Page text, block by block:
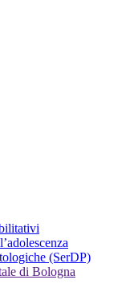
(SerDP)
di Bologna